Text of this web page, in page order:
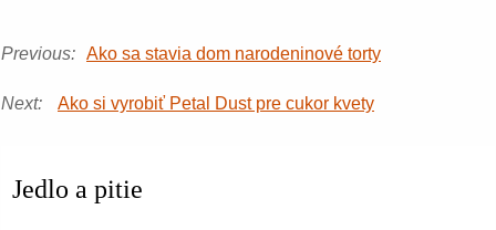
Previous: Ako sa stavia dom narodeninové torty
Next: Ako si vyrobiť Petal Dust pre cukor kvety
Jedlo a pitie